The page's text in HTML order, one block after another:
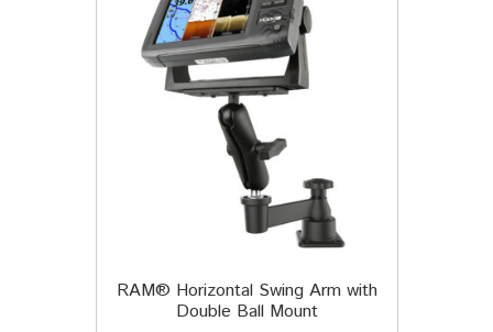
RAM® Horizontal Swing Arm with
Double Ball Mount